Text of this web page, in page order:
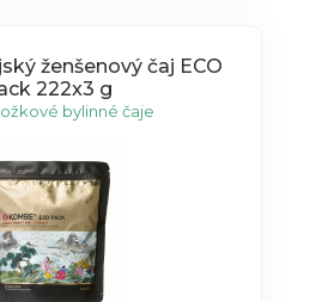
ženšenový čaj ECO
222x3 g
bylinné čaje